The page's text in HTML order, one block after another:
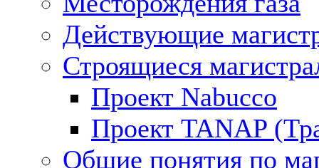
Действующие
Строящиеся
Проект Nabucco
Проект TANAP
Общие понятия по